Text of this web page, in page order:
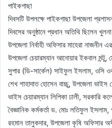
পাইকগাছা
দিবসটি উপলক্ষে পাইকগাছা উপজেলা
দিবসের অনুষ্ঠানে প্রধান অতিথি ছিলেন
উপজেলা নির্বাহী অফিসার মাহেরা নাজনীন
উপজেলা চেয়ারম্যান আনোয়ার ইকবাল মন্টু,
সুপার (ডি-সার্কেল) সাইফুল ইসলাম, ওসি
শেখ শাহাদাত হোসেন বাচ্চু, উপজেলা ভাইস
ভাইস চেয়ারম্যান লিপিকা ঢালী, সরকারি
বৈজ্ঞানিক কর্মকর্তা ড. মোঃ লতিফুল ইসলাম,
রহমান তালুকদার, উপজেলা কৃষি অফিসার